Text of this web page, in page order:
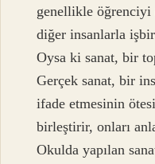
genellikle öğrenciyi
diğer insanlarla
Oysa ki sanat, bir
Gerçek sanat, bir
ifade etmesinin
birleştirir, onları
Okulda yapılan